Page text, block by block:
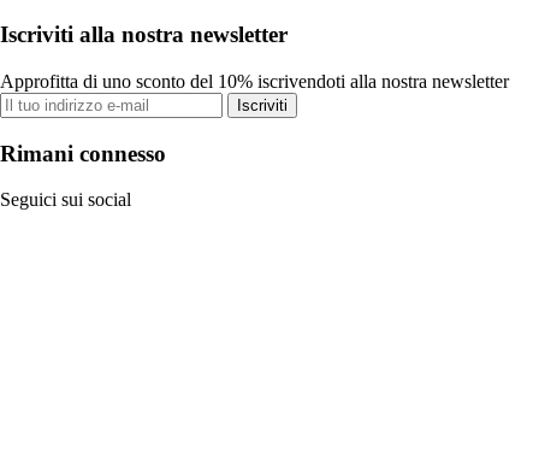
Iscriviti alla nostra newsletter
Approfitta di uno sconto del 10% iscrivendoti alla nostra newsletter
Iscriviti
Rimani connesso
Seguici sui social